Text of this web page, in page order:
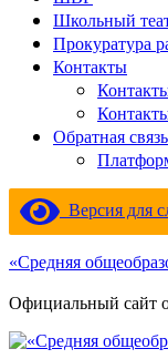
Школьный
Прокуратура
Контакты
Обратная связь
Версия для
«Средняя
Официальный сайт